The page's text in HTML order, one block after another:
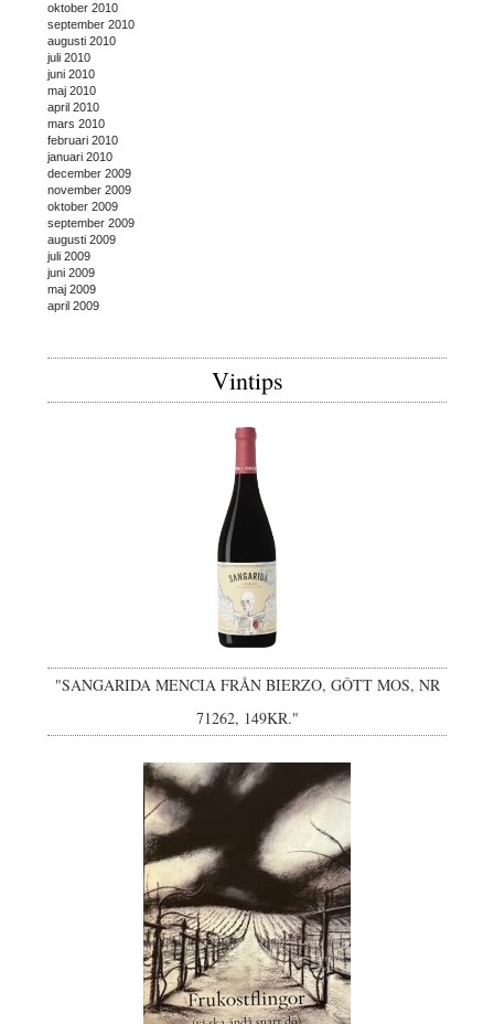
oktober 2010
september 2010
augusti 2010
juli 2010
juni 2010
maj 2010
april 2010
mars 2010
februari 2010
januari 2010
december 2009
november 2009
oktober 2009
september 2009
augusti 2009
juli 2009
juni 2009
maj 2009
april 2009
Vintips
"SANGARIDA MENCIA FRÅN BIERZO, GÔTT MOS, NR
71262, 149KR."